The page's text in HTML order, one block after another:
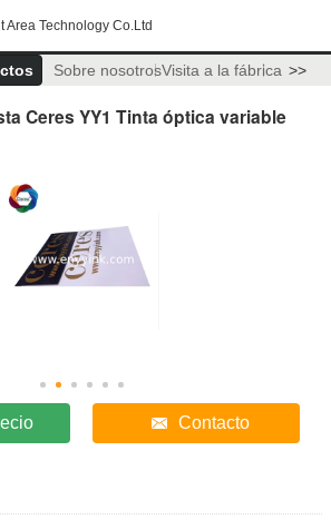
Area Technology Co.Ltd
Sobre nosotrosVisita a la fábrica >>
Ceres YY1 Tinta óptica variable
Contacto